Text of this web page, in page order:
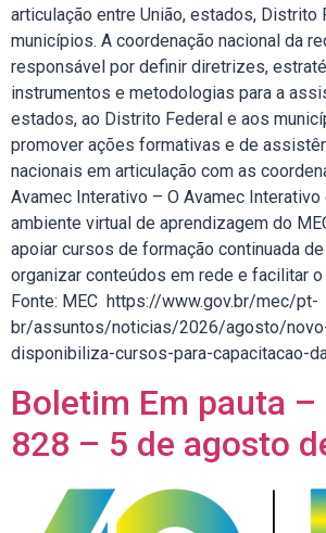
articulação entre União, estados, Distrito
municípios. A coordenação nacional da
responsável por definir diretrizes,
instrumentos e metodologias para a
estados, ao Distrito Federal e aos
promover ações formativas e de
nacionais em articulação com as
Avamec Interativo – O Avamec
ambiente virtual de aprendizagem do
apoiar cursos de formação continuada
organizar conteúdos em rede e facilitar
Fonte: MEC https://www.gov.br/mec/pt-
br/assuntos/noticias/2026/agosto/
disponibiliza-cursos-para-capacitacao-
Boletim Em pauta –
828 – 5 de agosto